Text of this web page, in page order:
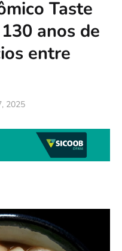
Taste
anos de
entre
2025